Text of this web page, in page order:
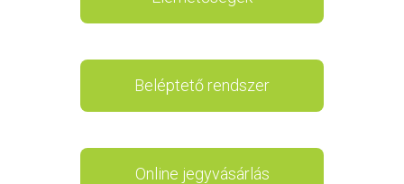
Beléptető rendszer
Online jegyvásárlás